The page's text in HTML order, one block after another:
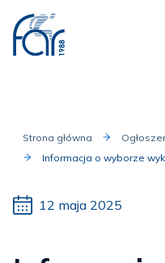
Strona główna
Informacja o wyborze
12 maja 2025